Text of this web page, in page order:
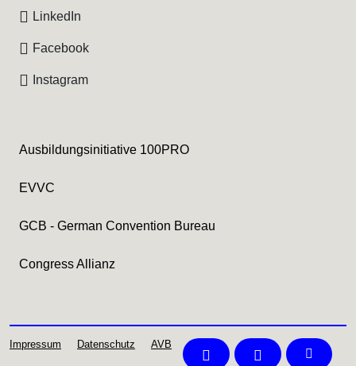
Ausbildungsinitiative 100PRO
EVVC
GCB - German Convention Bureau
Congress Allianz
LinkedIn
Facebook
Instagram
Impressum Datenschutz AVB